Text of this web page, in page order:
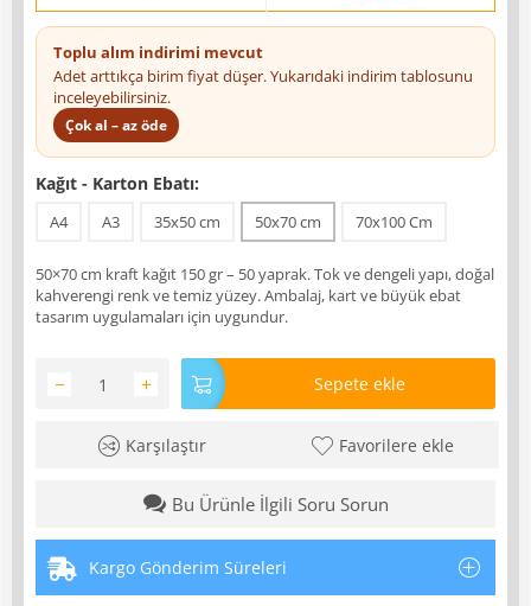
Toplu alım indirimi mevcut
Adet arttıkça birim fiyat düşer. Yukarıdaki indirim tablosunu
inceleyebilirsiniz.
Çok al – az öde
Kağıt - Karton Ebatı:
A4 A3 35x50 cm 50x70 cm 70x100 Cm
50×70 cm kraft kağıt 150 gr – 50 yaprak. Tok ve dengeli yapı, doğal
kahverengi renk ve temiz yüzey. Ambalaj, kart ve büyük ebat
tasarım uygulamaları için uygundur.
+
− Sepete ekle
Karşılaştır Favorilere ekle
Bu Ürünle İlgili Soru Sorun
Kargo Gönderim Süreleri